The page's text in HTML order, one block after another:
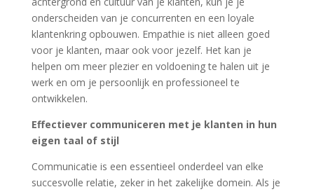
onderscheiden van je concurrenten en een loyale
klantenkring opbouwen. Empathie is niet alleen goed
voor je klanten, maar ook voor jezelf. Het kan je
helpen om meer plezier en voldoening te halen uit je
werk en om je persoonlijk en professioneel te
ontwikkelen.
Effectiever communiceren met je klanten in hun
eigen taal of stijl
Communicatie is een essentieel onderdeel van elke
succesvolle relatie, zeker in het zakelijke domein. Als je